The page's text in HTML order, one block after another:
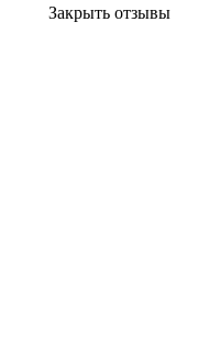
Закрыть отзывы